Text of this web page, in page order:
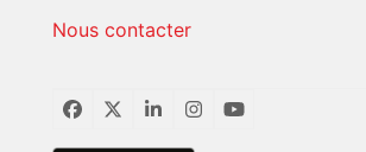
Nous contacter
Facebook
TwitterLinkedInInstagram
YouTube